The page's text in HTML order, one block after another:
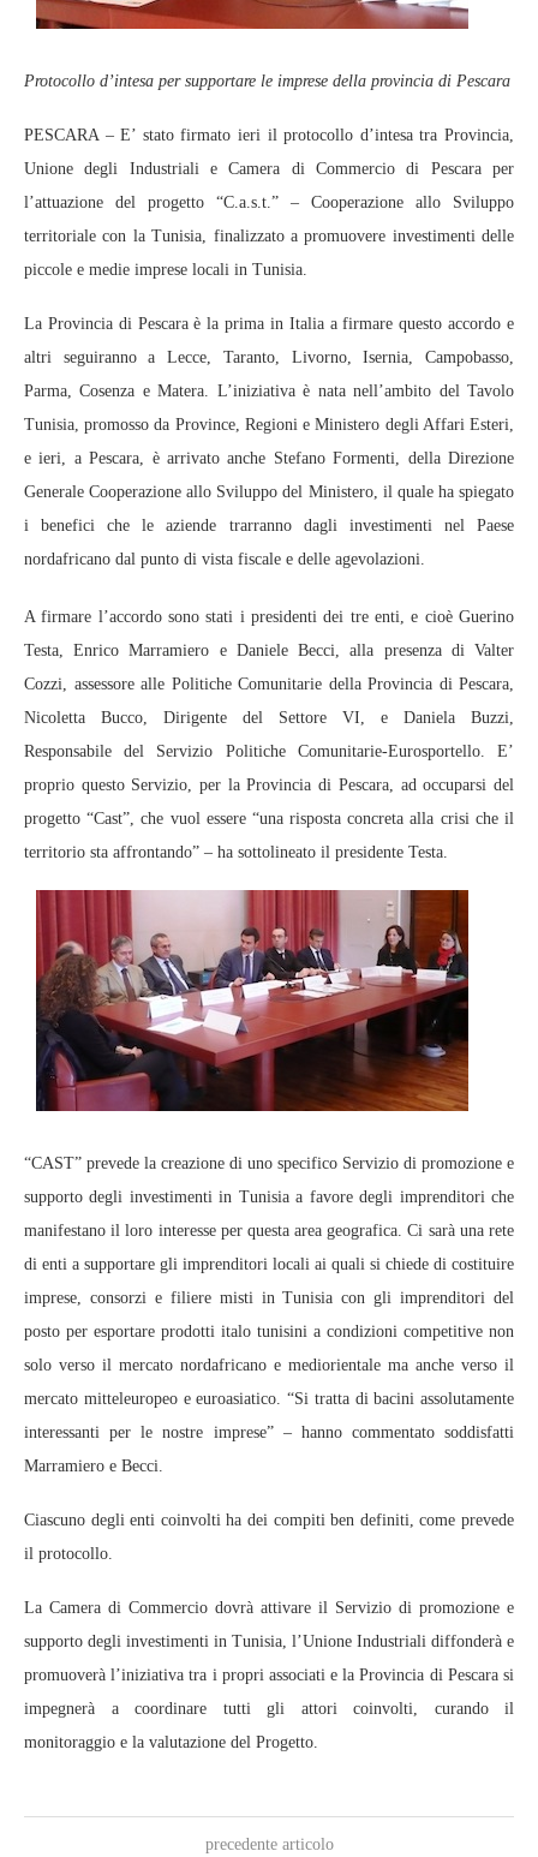
Protocollo d’intesa per supportare le imprese della provincia di Pescara
PESCARA – E’ stato firmato ieri il protocollo d’intesa tra Provincia,
Unione degli Industriali e Camera di Commercio di Pescara per
l’attuazione del progetto “C.a.s.t.” – Cooperazione allo Sviluppo
territoriale con la Tunisia, finalizzato a promuovere investimenti delle
piccole e medie imprese locali in Tunisia.
La Provincia di Pescara è la prima in Italia a firmare questo accordo e
altri seguiranno a Lecce, Taranto, Livorno, Isernia, Campobasso,
Parma, Cosenza e Matera. L’iniziativa è nata nell’ambito del Tavolo
Tunisia, promosso da Province, Regioni e Ministero degli Affari Esteri,
e ieri, a Pescara, è arrivato anche Stefano Formenti, della Direzione
Generale Cooperazione allo Sviluppo del Ministero, il quale ha spiegato
i benefici che le aziende trarranno dagli investimenti nel Paese
nordafricano dal punto di vista fiscale e delle agevolazioni.
A firmare l’accordo sono stati i presidenti dei tre enti, e cioè Guerino
Testa, Enrico Marramiero e Daniele Becci, alla presenza di Valter
Cozzi, assessore alle Politiche Comunitarie della Provincia di Pescara,
Nicoletta Bucco, Dirigente del Settore VI, e Daniela Buzzi,
Responsabile del Servizio Politiche Comunitarie-Eurosportello. E’
proprio questo Servizio, per la Provincia di Pescara, ad occuparsi del
progetto “Cast”, che vuol essere “una risposta concreta alla crisi che il
territorio sta affrontando” – ha sottolineato il presidente Testa.
“CAST” prevede la creazione di uno specifico Servizio di promozione e
supporto degli investimenti in Tunisia a favore degli imprenditori che
manifestano il loro interesse per questa area geografica. Ci sarà una rete
di enti a supportare gli imprenditori locali ai quali si chiede di costituire
imprese, consorzi e filiere misti in Tunisia con gli imprenditori del
posto per esportare prodotti italo tunisini a condizioni competitive non
solo verso il mercato nordafricano e mediorientale ma anche verso il
mercato mitteleuropeo e euroasiatico. “Si tratta di bacini assolutamente
interessanti per le nostre imprese” – hanno commentato soddisfatti
Marramiero e Becci.
Ciascuno degli enti coinvolti ha dei compiti ben definiti, come prevede
il protocollo.
La Camera di Commercio dovrà attivare il Servizio di promozione e
supporto degli investimenti in Tunisia, l’Unione Industriali diffonderà e
promuoverà l’iniziativa tra i propri associati e la Provincia di Pescara si
impegnerà a coordinare tutti gli attori coinvolti, curando il
monitoraggio e la valutazione del Progetto.
precedente articolo